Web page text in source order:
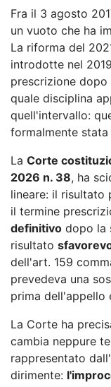
Fra il 3 agosto
un vuoto che ha
La riforma del
introdotte nel
prescrizione
quale disciplina
quell'intervallo:
formalmente stata
La Corte
2026 n. 38, ha
lineare: il risultato
il termine
definitivo dopo la
risultato
dell'art. 159
prevedeva una
prima dell'appello
La Corte ha
cambia neppure
rappresentato
dirimente: